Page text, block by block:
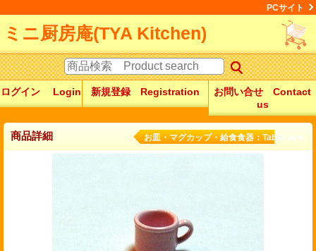
PCサイト
ミニ厨房庵(TYA Kitchen)
ログイン Login 新規登録 Registration
お問い合せ Contact
us
商品詳細 お皿・マグカップ・給食食器：Tableware